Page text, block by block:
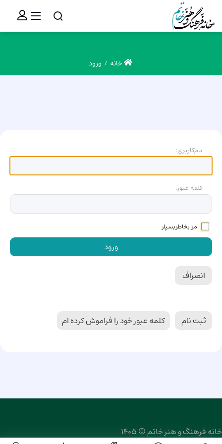
خانه ورود
نام‌کاربری:
کلمه عبور:
مرا بخاطر بسپار
ورود
انصراف
ثبت نام کلمه عبور خود را فراموش کرده ام
خانه فرهنگ و هنر خاتم © 1405